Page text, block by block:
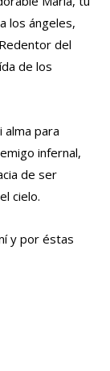
los ángeles,
del
de los
alma para
infernal,
de ser
cielo.
y por éstas